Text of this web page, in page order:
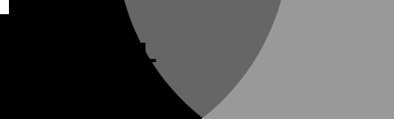
H510 100L